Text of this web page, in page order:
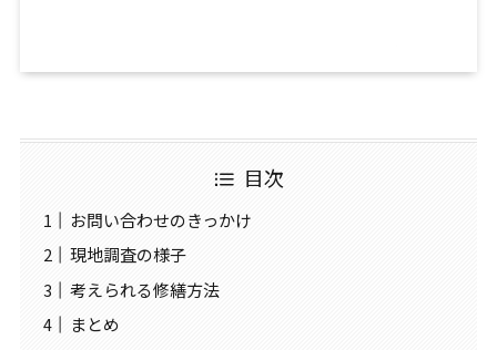
目次
お問い合わせのきっかけ
現地調査の様子
考えられる修繕方法
まとめ